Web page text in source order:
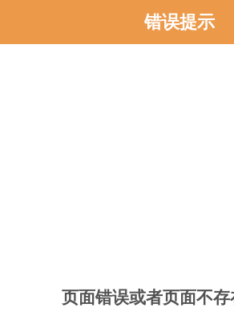
错误提示
页面错误或者页面不存